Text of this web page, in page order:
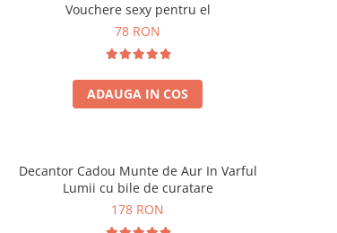
Vouchere sexy pentru el
78 RON
ADAUGA IN COS
Decantor Cadou Munte de Aur In Varful
Lumii cu bile de curatare
178 RON